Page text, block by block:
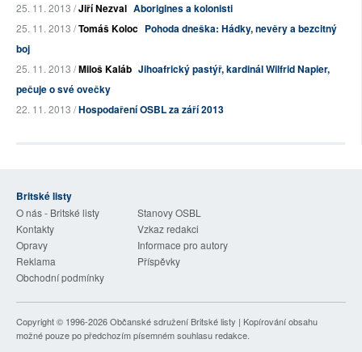
25. 11. 2013 /Jiří Nezval Aborigines a kolonisti
25. 11. 2013 /Tomáš Koloc Pohoda dneška: Hádky, nevěry a bezcitný
boj
25. 11. 2013 /Miloš Kaláb Jihoafrický pastýř, kardinál Wilfrid Napier,
pečuje o své ovečky
22. 11. 2013 /Hospodaření OSBL za září 2013
Britské listy
O nás - Britské listy
Stanovy OSBL
Kontakty
Vzkaz redakci
Opravy
Informace pro autory
Reklama
Příspěvky
Obchodní podmínky
Copyright © 1996-2026Občanské sdružení Britské listy | Kopírování obsahu
možné pouze po předchozím písemném souhlasu redakce.